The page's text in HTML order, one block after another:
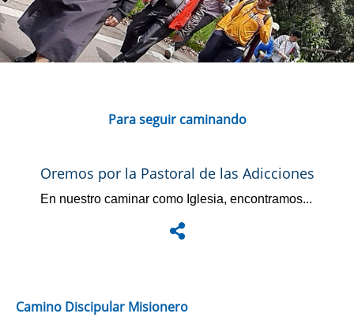
Para seguir caminando
Oremos por la Pastoral de las Adicciones
En nuestro caminar como Iglesia, encontramos...
Camino Discipular Misionero